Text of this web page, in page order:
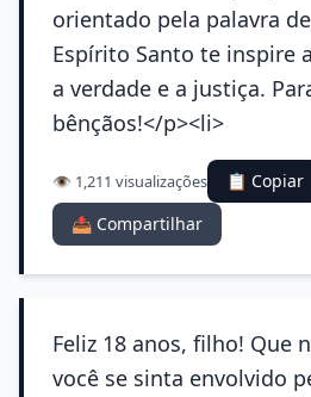
orientado pela palavra
Espírito Santo te inspire
a verdade e a justiça.
bênçãos!</p><li>
👁️ 1,211 visualizações
📋 Copiar
📤 Compartilhar
Feliz 18 anos, filho! Que
você se sinta envolvido